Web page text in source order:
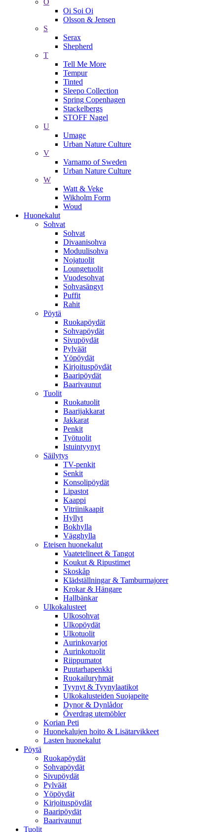
O
Oi Soi Oi
Olsson & Jensen
S
Serax
Shepherd
T
Tell Me More
Tempur
Tinted
Sleepo Collection
Spring Copenhagen
Stackelbergs
STOFF Nagel
U
Umage
Urban Nature Culture
V
Varnamo of Sweden
Urban Nature Culture
W
Watt & Veke
Wikholm Form
Woud
Huonekalut
Sohvat
Sohvat
Divaanisohva
Moduulisohva
Nojatuolit
Loungetuolit
Vuodesohvat
Sohvasängyt
Puffit
Rahit
Pöytä
Ruokapöydät
Sohvapöydät
Sivupöydät
Pylväät
Yöpöydät
Kirjoituspöydät
Baaripöydät
Baarivaunut
Tuolit
Ruokatuolit
Baarijakkarat
Jakkarat
Penkit
Työtuolit
Istuintyynyt
Säilytys
TV-penkit
Senkit
Konsolipöydät
Lipastot
Kaappi
Vitriinikaapit
Hyllyt
Bokhylla
Vägghylla
Eteisen huonekalut
Vaatetelineet & Tangot
Koukut & Ripustimet
Skoskåp
Klädställningar & Tamburmajorer
Krokar & Hängare
Hallbänkar
Ulkokalusteet
Ulkosohvat
Ulkopöydät
Ulkotuolit
Aurinkovarjot
Aurinkotuolit
Riippumatot
Puutarhapenkki
Ruokailuryhmät
Tyynyt & Tyynylaatikot
Ulkokalusteiden Suojapeite
Dynor & Dynlådor
Överdrag utemöbler
Korian Peti
Huonekalujen hoito & Lisätarvikkeet
Lasten huonekalut
Pöytä
Ruokapöydät
Sohvapöydät
Sivupöydät
Pylväät
Yöpöydät
Kirjoituspöydät
Baaripöydät
Baarivaunut
Tuolit